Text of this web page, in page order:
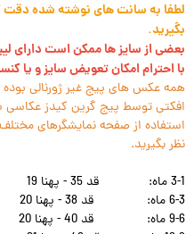
لطفا به سانت های نوشته شده دقت
بگیرید.
بعضی از سایز ها ممکن است دارای
با احترام امکان تعویض سایز و یا
همه عکس های پیج غیر ژورنالی
افکتی توسط پیج گرین کیدز عکاسی
استفاده از صفحه نمایشگرهای
نظر بگیرید.
3-1 ماه:
قد 35 - پهنا 19
6-3 ماه:
قد 38 - پهنا 20
9-6 ماه:
قد 40 - پهنا 20